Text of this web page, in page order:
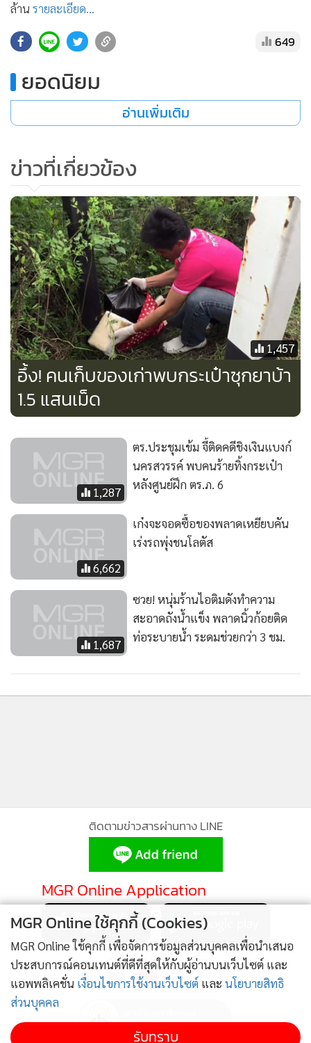
• เศรษฐกิจ-ธุรกิจ
• จีน
• ชุมชน-คุณภาพชีวิต
• อาชญากรรม
• Motoring
•
• SMEs
• หุ้น
• อินโดจีน
• กองทุนรวม
• Celeb Online
• Factcheck
• ญี่ปุ่น
• News1
• Gotomanager
ล้าน รายละเอียด...
649
ยอดนิยม
อ่านเพิ่มเติม
ข่าวที่เกี่ยวข้อง
1,457
อึ้ง! คนเก็บของเก่าพบกระเป๋าซุกยาบ้า
1.5 แสนเม็ด
1,287
ตร.ประชุมเข้ม จี้ติดคดีชิงเงินแบงก์
นครสวรรค์ พบคนร้ายทิ้งกระเป๋า
หลังศูนย์ฝึก ตร.ภ. 6
6,662
เก๋งจะจอดซื้อของพลาดเหยียบคัน
เร่งรถพุ่งชนโลตัส
1,687
ซวย! หนุ่มร้านไอติมดังทำความ
สะอาดถังน้ำแข็ง พลาดนิ้วก้อยติด
ท่อระบายน้ำ ระดมช่วยกว่า 3 ชม.
ติดตามข่าวสารผ่านทาง LINE
MGR Online Application
ติดตาม MGR Online
MGR Online ใช้คุกกี้ (Cookies)
MGR Online ใช้คุกกี้ เพื่อจัดการข้อมูลส่วนบุคคลเพื่อนำเสนอ
ประสบการณ์คอนเทนต์ที่ดีที่สุดให้กับผู้อ่านบนเว็บไซต์ และ
แอพพลิเคชั่น เงื่อนไขการใช้งานเว็บไซต์ และ นโยบายสิทธิ
ส่วนบุคคล
รับทราบ